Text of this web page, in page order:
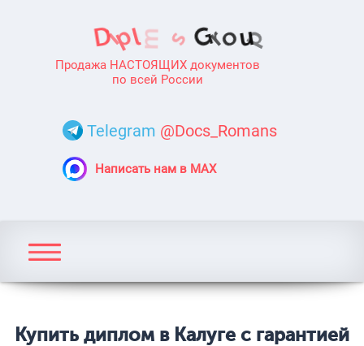
Продажа НАСТОЯЩИХ документов
по всей России
Telegram @Docs_Romans
Написать нам в MAX
Купить диплом в Калуге с гарантией